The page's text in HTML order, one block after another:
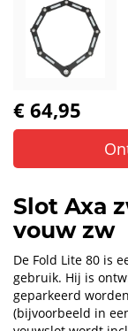
€ 64,95
Slot Axa
vouw zw
De Fold Lite 80 is
gebruik. Hij is
geparkeerd
(bijvoorbeeld in